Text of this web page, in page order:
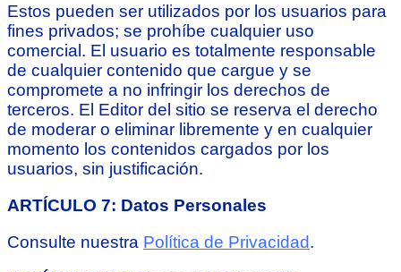
Estos pueden ser utilizados por los usuarios para
fines privados; se prohíbe cualquier uso
comercial. El usuario es totalmente responsable
de cualquier contenido que cargue y se
compromete a no infringir los derechos de
terceros. El Editor del sitio se reserva el derecho
de moderar o eliminar libremente y en cualquier
momento los contenidos cargados por los
usuarios, sin justificación.
ARTÍCULO 7: Datos Personales
Consulte nuestra Política de Privacidad.